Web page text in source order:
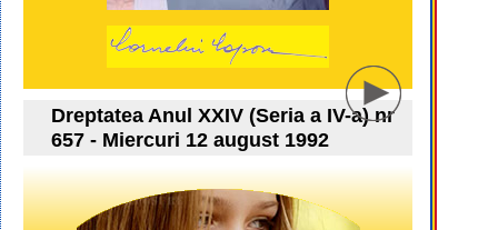
Dreptatea Anul XXIV (Seria a IV-a) nr
657 - Miercuri 12 august 1992